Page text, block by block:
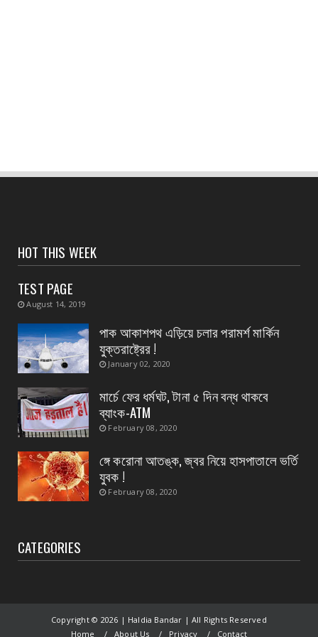
হলদিয়া পুরসভার ওয়ার্ড পুনর্বিন্যাসের পরামর্শ মুখ্যমন্ত্রীর,
সংবাদপত্রের ধার্যকৃত সোনা ও রূপার গহনা দর:
August 07, 2026
August 07, 2026
CONTACT
নৈপুর গ্রাম পঞ্চায়েতে বিজেপির নতুন বোর্ড গঠন, প্রধান
পদে মদ...
August 07, 2026
HOT THIS WEEK
TEST PAGE
August 14, 2019
পাক আকাশপথ এড়িয়ে চলার পরামর্শ মার্কিন
যুক্তরাষ্ট্রের !
January 02, 2020
মার্চে ফের ধর্মঘট, টানা ৫ দিন বন্ধ থাকবে
ব্যাংক-ATM
February 08, 2020
ঙ্গে করোনা আতঙ্ক, জ্বর নিয়ে হাসপাতালে ভর্তি
যুবক !
February 08, 2020
CATEGORIES
Copyright © 2026 | Haldia Bandar | All Rights Reserved
Home
About Us Privacy Contact